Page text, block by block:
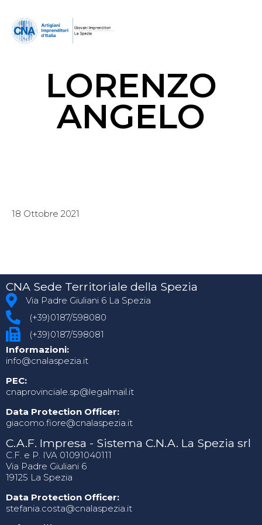
LORENZO
ANGELO
18 Ottobre 2021
CNA Sede Territoriale della Spezia
Via Padre Giuliani 6 La Spezia
(+39)0187/598080
(+39)0187/598081
Informazioni:
info@cnalaspezia.it
PEC:
cnaprovinciale.sp@legalmail.it
Data Protection Officer:
giacomo.fiore@cnalaspezia.it
C.A.F. Impresa - Sistema C.N.A. La Spezia srl
C.F. e P. IVA 01091040111
Via Padre Giuliani 6
19125 La Spezia
Data Protection Officer:
stefania.costa@cnalaspezia.it